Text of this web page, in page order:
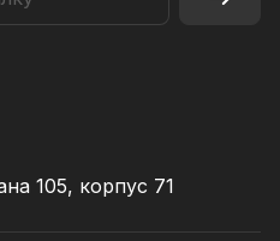
105, корпус 71